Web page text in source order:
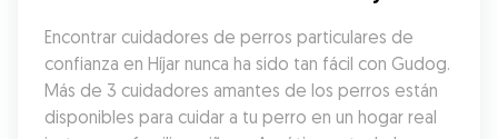
Encontrar cuidadores de perros particulares de
confianza en Híjar nunca ha sido tan fácil con Gudog.
Más de 3 cuidadores amantes de los perros están
disponibles para cuidar a tu perro en un hogar real